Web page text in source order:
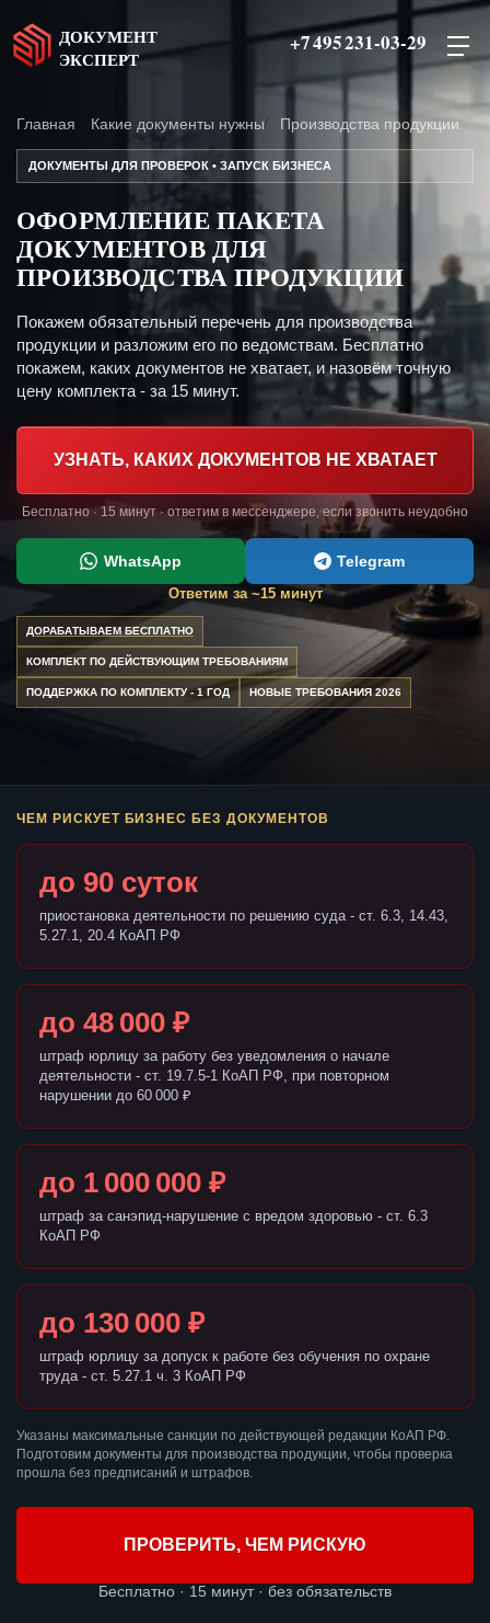
ДОКУМЕНТ
ЭКСПЕРТ
+7 495 231-03-29
Главная Какие документы нужны Производства продукции
ДОКУМЕНТЫ ДЛЯ ПРОВЕРОК • ЗАПУСК БИЗНЕСА
ОФОРМЛЕНИЕ ПАКЕТА
ДОКУМЕНТОВ ДЛЯ
ПРОИЗВОДСТВА ПРОДУКЦИИ
Покажем обязательный перечень для производства
продукции и разложим его по ведомствам. Бесплатно
покажем, каких документов не хватает, и назовём точную
цену комплекта - за 15 минут.
УЗНАТЬ, КАКИХ ДОКУМЕНТОВ НЕ ХВАТАЕТ
Бесплатно · 15 минут · ответим в мессенджере, если звонить неудобно
WhatsApp Telegram
Ответим за ~15 минут
ДОРАБАТЫВАЕМ БЕСПЛАТНО
КОМПЛЕКТ ПО ДЕЙСТВУЮЩИМ ТРЕБОВАНИЯМ
ПОДДЕРЖКА ПО КОМПЛЕКТУ - 1 ГОД НОВЫЕ ТРЕБОВАНИЯ 2026
ЧЕМ РИСКУЕТ БИЗНЕС БЕЗ ДОКУМЕНТОВ
до 90 суток
приостановка деятельности по решению суда - ст. 6.3, 14.43,
5.27.1, 20.4 КоАП РФ
до 48 000 ₽
штраф юрлицу за работу без уведомления о начале
деятельности - ст. 19.7.5-1 КоАП РФ, при повторном
нарушении до 60 000 ₽
до 1 000 000 ₽
штраф за санэпид-нарушение с вредом здоровью - ст. 6.3
КоАП РФ
до 130 000 ₽
штраф юрлицу за допуск к работе без обучения по охране
труда - ст. 5.27.1 ч. 3 КоАП РФ
Указаны максимальные санкции по действующей редакции КоАП РФ.
Подготовим документы для производства продукции, чтобы проверка
прошла без предписаний и штрафов.
ПРОВЕРИТЬ, ЧЕМ РИСКУЮ
Бесплатно · 15 минут · без обязательств